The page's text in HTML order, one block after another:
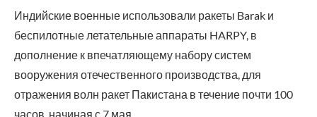
Индийские военные использовали ракеты Barak и
беспилотные летательные аппараты HARPY, в
дополнение к впечатляющему набору систем
вооружения отечественного производства, для
отражения волн ракет Пакистана в течение почти 100
часов, начиная с 7 мая.